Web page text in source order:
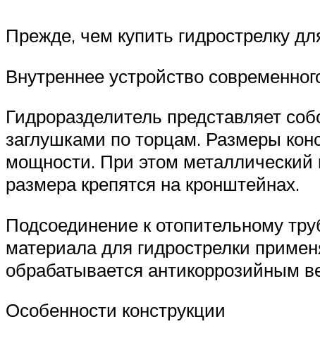
Прежде, чем купить гидрострелку
Внутреннее устройство
Гидроразделитель представляет
заглушками по торцам. Размеры
мощности. При этом металлический
размера крепятся на кронштейнах.
Подсоединение к отопительному
материала для гидрострелки
обрабатывается антикоррозийным
Особенности конструкции